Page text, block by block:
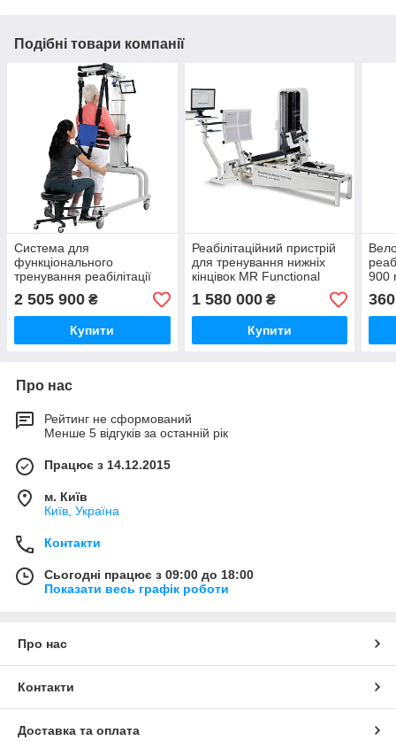
Подібні товари компанії
Система для
функціонального
тренування реабілітації
LiteGait LG900
2 505 900 ₴
Купити
Реабілітаційний пристрій
для тренування нижніх
кінцівок MR Functional
Squat
1 580 000₴
Купити
900
Про нас
Рейтинг не сформований
Менше 5 відгуків за останній рік
Працює з 14.12.2015
м. Київ
Київ, Україна
Контакти
Сьогодні працює з 09:00 до 18:00
Показати весь графік роботи
Про нас
Контакти
Доставка та оплата